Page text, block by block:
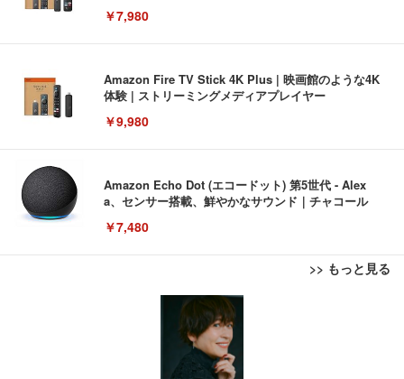
￥7,980
Amazon Fire TV Stick 4K Plus | 映画館のような4K
体験 | ストリーミングメディアプレイヤー
￥9,980
Amazon Echo Dot (エコードット) 第5世代 - Alex
a、センサー搭載、鮮やかなサウンド｜チャコール
￥7,480
>> もっと見る
[EdoErgo] オフィスチェア 椅子 テレワーク 疲れな
い 跳ね上げ式アームレスト コンパクト 約105度ロッ
キング pc 事務椅子 360度回転 座面昇降 強化ナイロ
ン樹脂ベース 通気性メッシュ 在宅ワーク H-WY01
(黒網+黒枠+黒足)
EIZO ビジネス向けプレミアムモニター | FlexScan
EV3240X-WT | 31.5型4K UHD・USB Type-C・ホワ
Amazonベーシック ペットシーツ 薄型 レギュラー 1
回使い捨て 無香料 ホワイト 300枚